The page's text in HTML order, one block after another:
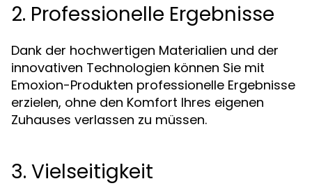
2. Professionelle Ergebnisse
Dank der hochwertigen Materialien und der
innovativen Technologien können Sie mit
Emoxion-Produkten professionelle Ergebnisse
erzielen, ohne den Komfort Ihres eigenen
Zuhauses verlassen zu müssen.
3. Vielseitigkeit